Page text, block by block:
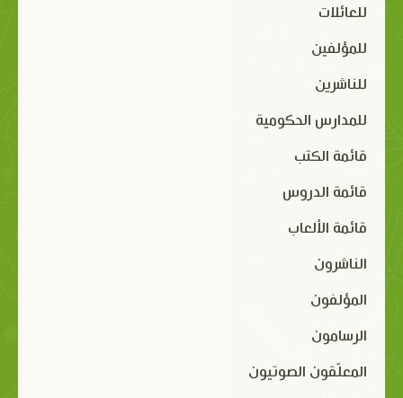
للعائلات
للمؤلفين
للناشرين
للمدارس الحكومية
قائمة الكتب
قائمة الدروس
قائمة الألعاب
الناشرون
المؤلفون
الرسامون
المعلّقون الصوتيون